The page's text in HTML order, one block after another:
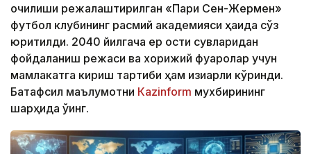
очилиши режалаштирилган «Пари Сен-Жермен»
футбол клубининг расмий академияси ҳақида сўз
юритилди. 2040 йилгача ер ости сувларидан
фойдаланиш режаси ва хорижий фуқаролар учун
мамлакатга кириш тартиби ҳам қизиқарли кўринди.
Батафсил маълумотни Кazinform мухбирининг
шарҳида ўқинг.